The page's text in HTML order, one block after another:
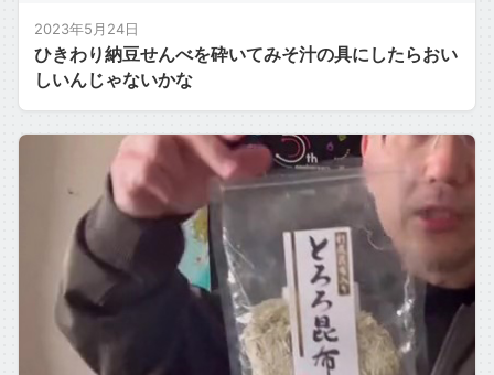
2023年5月24日
ひきわり納豆せんべを砕いてみそ汁の具にしたらおい
しいんじゃないかな